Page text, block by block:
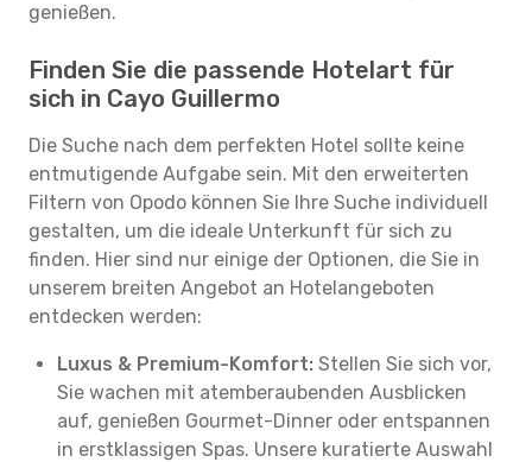
genießen.
Finden Sie die passende Hotelart für
sich in Cayo Guillermo
Die Suche nach dem perfekten Hotel sollte keine
entmutigende Aufgabe sein. Mit den erweiterten
Filtern von Opodo können Sie Ihre Suche individuell
gestalten, um die ideale Unterkunft für sich zu
finden. Hier sind nur einige der Optionen, die Sie in
unserem breiten Angebot an Hotelangeboten
entdecken werden:
Luxus & Premium-Komfort: Stellen Sie sich vor,
Sie wachen mit atemberaubenden Ausblicken
auf, genießen Gourmet-Dinner oder entspannen
in erstklassigen Spas. Unsere kuratierte Auswahl